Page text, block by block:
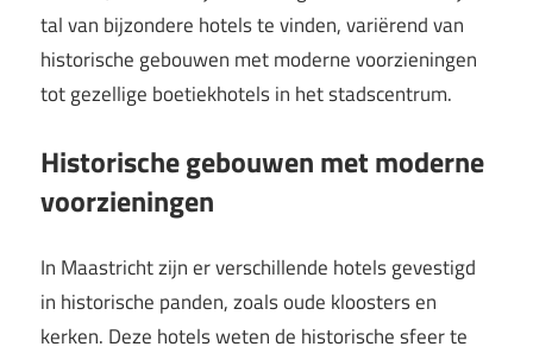
tal van bijzondere hotels te vinden, variërend van
historische gebouwen met moderne voorzieningen
tot gezellige boetiekhotels in het stadscentrum.
Historische gebouwen met moderne
voorzieningen
In Maastricht zijn er verschillende hotels gevestigd
in historische panden, zoals oude kloosters en
kerken. Deze hotels weten de historische sfeer te